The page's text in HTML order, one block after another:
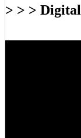
> > >